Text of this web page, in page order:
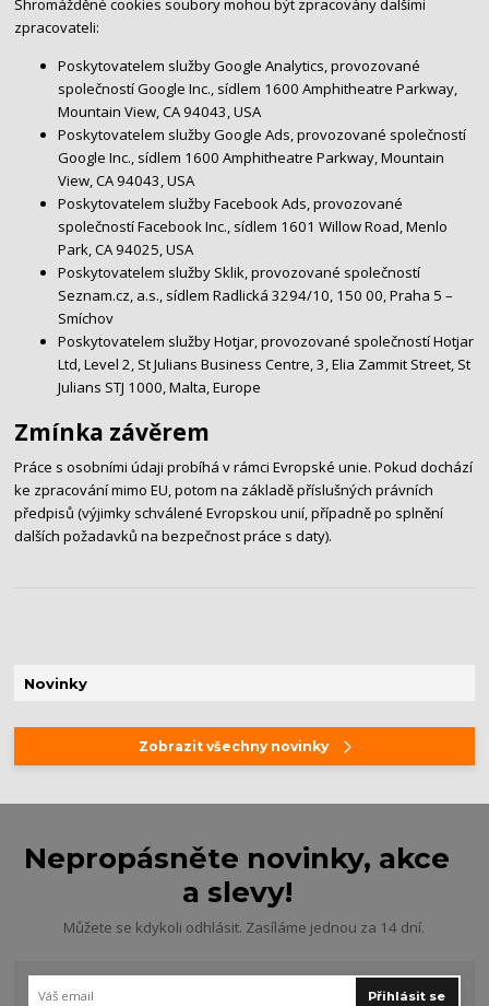
Novinky
Zobrazit všechny novinky
Shromážděné cookies soubory mohou být zpracovány dalšími
zpracovateli:
Poskytovatelem služby Google Analytics, provozované
společností Google Inc., sídlem 1600 Amphitheatre Parkway,
Mountain View, CA 94043, USA
Poskytovatelem služby Google Ads, provozované společností
Google Inc., sídlem 1600 Amphitheatre Parkway, Mountain
View, CA 94043, USA
Poskytovatelem služby Facebook Ads, provozované
společností Facebook Inc., sídlem 1601 Willow Road, Menlo
Park, CA 94025, USA
Poskytovatelem služby Sklik, provozované společností
Seznam.cz, a.s., sídlem Radlická 3294/10, 150 00, Praha 5 –
Smíchov
Poskytovatelem služby Hotjar, provozované společností Hotjar
Ltd, Level 2, St Julians Business Centre, 3, Elia Zammit Street, St
Julians STJ 1000, Malta, Europe
Zmínka závěrem
Práce s osobními údaji probíhá v rámci Evropské unie. Pokud dochází
ke zpracování mimo EU, potom na základě příslušných právních
předpisů (výjimky schválené Evropskou unií, případně po splnění
dalších požadavků na bezpečnost práce s daty).
Nepropásněte novinky, akce
a slevy!
Můžete se kdykoli odhlásit. Zasíláme jednou za 14 dní.
Přihlásit se